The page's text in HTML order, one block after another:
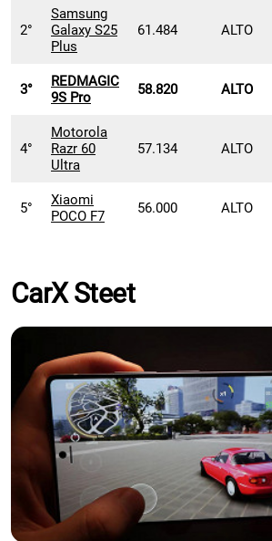
2°
Samsung
Galaxy S25
Plus
61.484 ALTO
3°
REDMAGIC
9S Pro
58.820 ALTO
4°
Motorola
Razr 60
Ultra
57.134 ALTO
5°
Xiaomi
POCO F7
56.000 ALTO
CarX Steet